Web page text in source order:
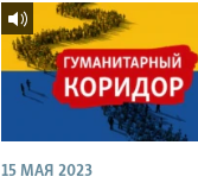
15 МАЯ 2023